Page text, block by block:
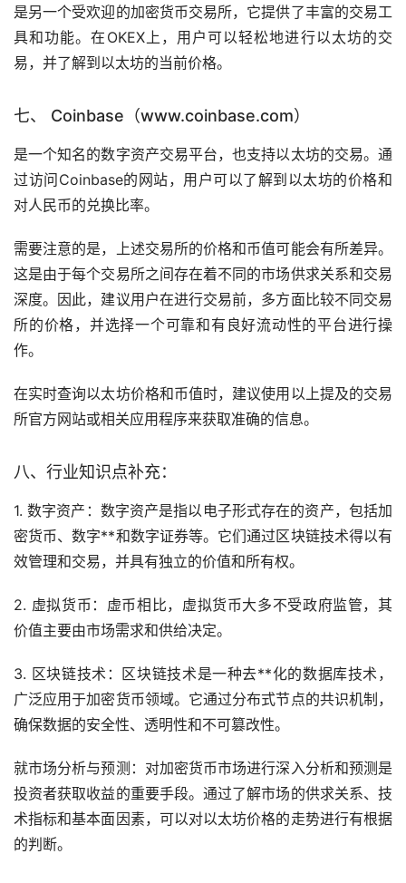
是另一个受欢迎的加密货币交易所，它提供了丰富的交易工
具和功能。在OKEX上，用户可以轻松地进行以太坊的交
易，并了解到以太坊的当前价格。
七、 Coinbase（www.coinbase.com）
是一个知名的数字资产交易平台，也支持以太坊的交易。通
过访问Coinbase的网站，用户可以了解到以太坊的价格和
对人民币的兑换比率。
需要注意的是，上述交易所的价格和币值可能会有所差异。
这是由于每个交易所之间存在着不同的市场供求关系和交易
深度。因此，建议用户在进行交易前，多方面比较不同交易
所的价格，并选择一个可靠和有良好流动性的平台进行操
作。
在实时查询以太坊价格和币值时，建议使用以上提及的交易
所官方网站或相关应用程序来获取准确的信息。
八、行业知识点补充：
1. 数字资产：数字资产是指以电子形式存在的资产，包括加
密货币、数字**和数字证券等。它们通过区块链技术得以有
效管理和交易，并具有独立的价值和所有权。
2. 虚拟货币 ：虚币相比，虚拟货币大多不受政府监管，其
价值主要由市场需求和供给决定。
3. 区块链技术：区块链技术是一种去**化的数据库技术，
广泛应用于加密货币领域。它通过分布式节点的共识机制，
确保数据的安全性、透明性和不可篡改性。
就市场分析与预测：对加密货币市场进行深入分析和预测是
投资者获取收益的重要手段。通过了解市场的供求关系、技
术指标和基本面因素，可以对以太坊价格的走势进行有根据
的判断。